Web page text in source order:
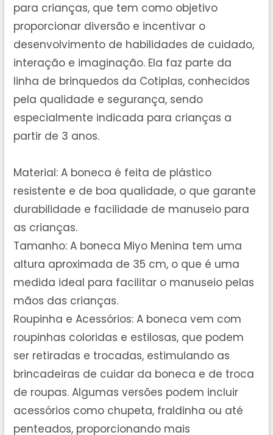
para crianças, que tem como objetivo
proporcionar diversão e incentivar o
desenvolvimento de habilidades de cuidado,
interação e imaginação. Ela faz parte da
linha de brinquedos da Cotiplas, conhecidos
pela qualidade e segurança, sendo
especialmente indicada para crianças a
partir de 3 anos.
Material: A boneca é feita de plástico
resistente e de boa qualidade, o que garante
durabilidade e facilidade de manuseio para
as crianças.
Tamanho: A boneca Miyo Menina tem uma
altura aproximada de 35 cm, o que é uma
medida ideal para facilitar o manuseio pelas
mãos das crianças.
Roupinha e Acessórios: A boneca vem com
roupinhas coloridas e estilosas, que podem
ser retiradas e trocadas, estimulando as
brincadeiras de cuidar da boneca e de troca
de roupas. Algumas versões podem incluir
acessórios como chupeta, fraldinha ou até
penteados, proporcionando mais